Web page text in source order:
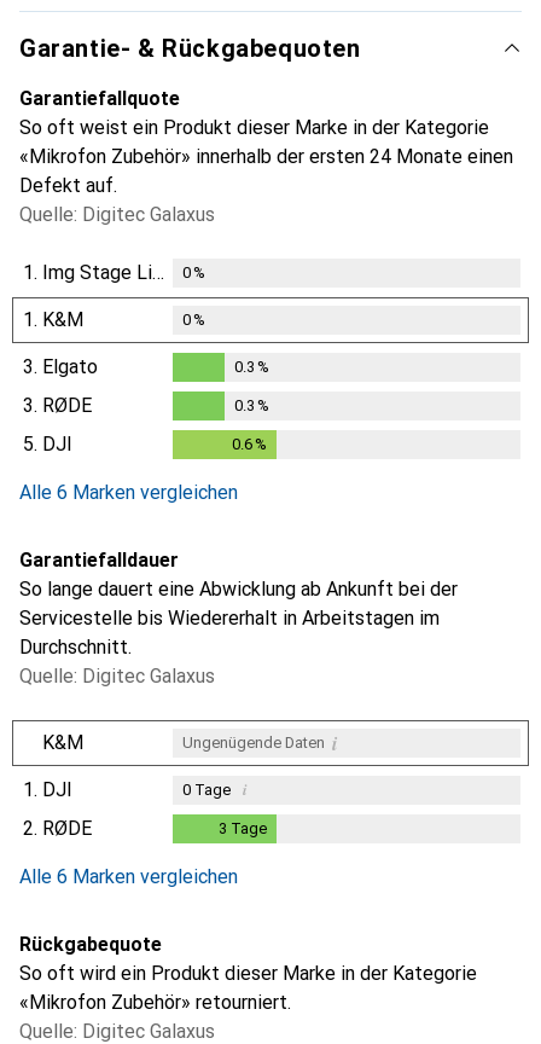
Garantie- & Rückgabequoten
Garantiefallquote
So oft weist ein Produkt dieser Marke in der Kategorie
«Mikrofon Zubehör» innerhalb der ersten 24 Monate einen
Defekt auf.
Quelle: Digitec Galaxus
1. Img Stage Line 0%
1. K&M 0%
3. Elgato
0.3%
0.3 %
3. RØDE
0.3%
0.3 %
5. DJI 0.6 %
Alle 6 Marken vergleichen
Garantiefalldauer
So lange dauert eine Abwicklung ab Ankunft bei der
Servicestelle bis Wiedererhalt in Arbeitstagen im
Durchschnitt.
Quelle: Digitec Galaxus
K&M Ungenügende Daten i
1. DJI 0Tage i
2. RØDE 3 Tage
Alle 6 Marken vergleichen
Rückgabequote
So oft wird ein Produkt dieser Marke in der Kategorie
«Mikrofon Zubehör» retourniert.
Quelle: Digitec Galaxus